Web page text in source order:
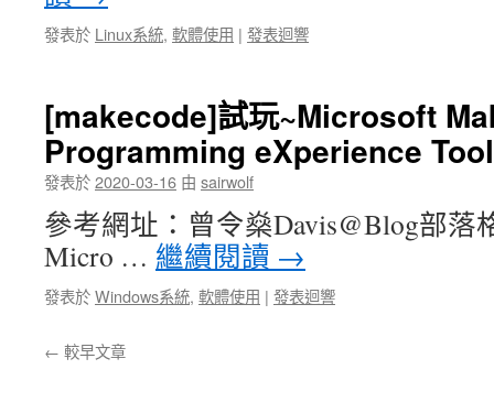
發表於 Linux系統, 軟體使用 | 發表迴響
[makecode]試玩~Microsoft
Programming eXperience
發表於2020-03-16 由 sairwolf
參考網址：曾令燊Davis@Blog部落
Micro … 繼續閱讀 →
發表於Windows系統, 軟體使用 | 發表迴響
← 較早文章